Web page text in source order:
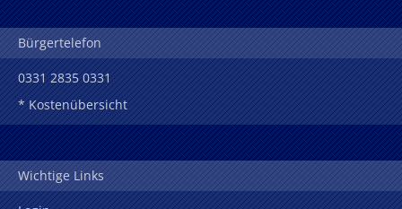
Bürgertelefon
0331 2835 0331
* Kostenübersicht
Wichtige Links